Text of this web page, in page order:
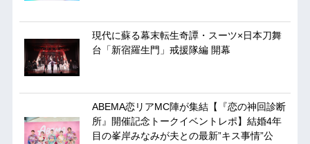
現代に蘇る幕末転生奇譚・スーツ×日本刀舞
台「新宿羅生門」戒援隊編 開幕
ABEMA恋リアMC陣が集結【『恋の神回診断
所』開催記念トークイベントレポ】結婚4年
目の峯岸みなみが夫との最新”キス事情”公